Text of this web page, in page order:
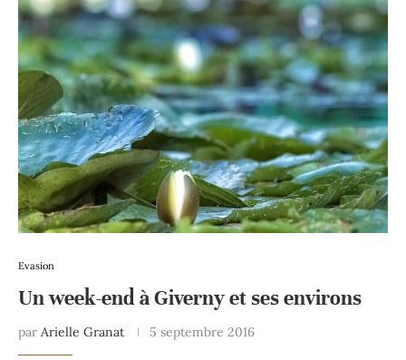
Evasion
Un week-end à Giverny et ses environs
par Arielle Granat 5 septembre 2016